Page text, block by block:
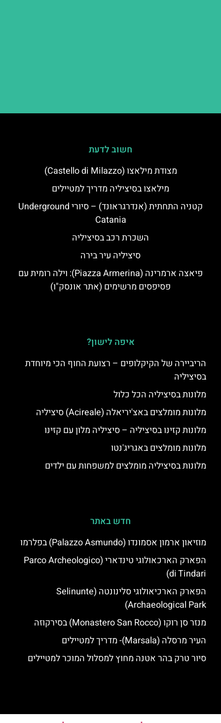
חשוב לדעת
מצודת מילאצו (Castello di Milazzo)
מילאצו בסיציליה מדריך למטיילים
קטניה התחתית (אנדרגראונד) – סיורי Underground
Catania
השכרת רכב בסיציליה
סיציליה עיר בירה
פיאצה ארמרינה (Piazza Armerina): וילה רומית עם
פסיפסים מרשימים (אתר אונסק"ו)
איפה לישון?
הריביירה של הקיקלופים – רצועת החוף הכי מיוחדת
בסיציליה
מלונות בסיציליה הכל כלול
מלונות מומלצים באצ'יריאלה (Acireale) סיציליה
מלונות קזינו בסיציליה – סיציליה מלון עם קזינו
מלונות מומלצים באגריג'נטו
מלונות בסיציליה מומלצים למשפחות עם ילדים
חדש באתר
מוזיאון ארמון אסמונדו (Palazzo Asmundo) בפלרמו
הפארק הארכאולוגי טינדארי (Parco Archeologico
di Tindari)
הפארק הארכיאולוגי סלינונטה (Selinunte
Archaeological Park)
מנזר סן רוקו (Monastero San Rocco) בסירקוזה
העיר מרסלה (Marsala)- מדריך למטיילים
סיור טרק בהר אטנה מחוץ למסלול המוכר למטיילים